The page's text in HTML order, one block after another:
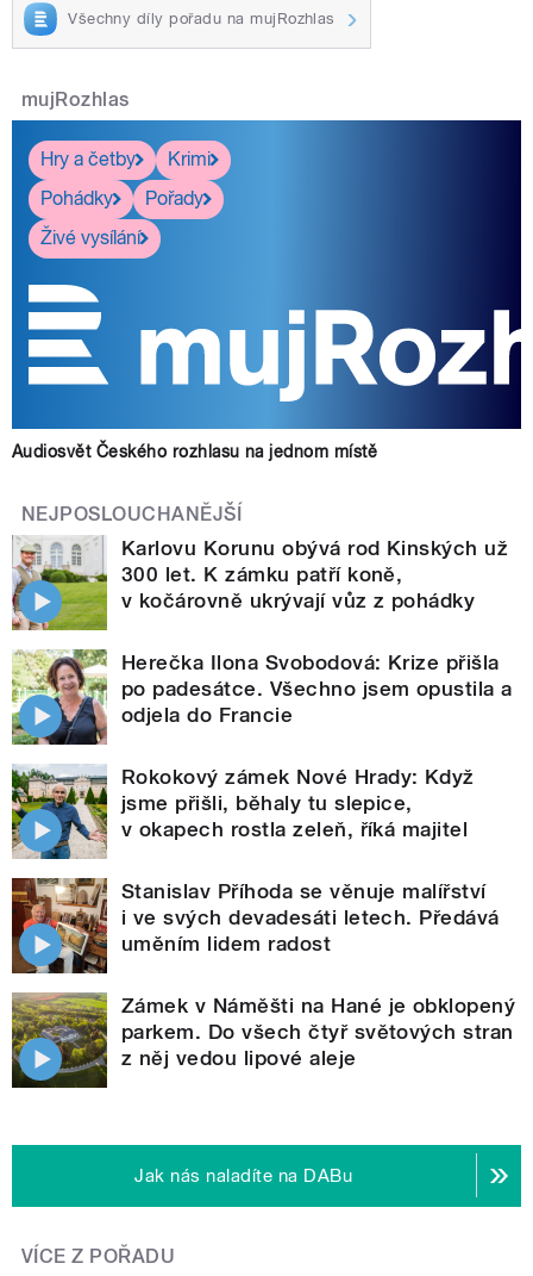
Všechny díly pořadu na mujRozhlas
mujRozhlas
Hry a četby
Krimi
Pohádky
Pořady
Živé vysílání
Audiosvět Českého rozhlasu na jednom místě
NEJPOSLOUCHANĚJŠÍ
Karlovu Korunu obývá rod Kinských už
300 let. K zámku patří koně,
v kočárovně ukrývají vůz z pohádky
Herečka Ilona Svobodová: Krize přišla
po padesátce. Všechno jsem opustila a
odjela do Francie
Rokokový zámek Nové Hrady: Když
jsme přišli, běhaly tu slepice,
v okapech rostla zeleň, říká majitel
Stanislav Příhoda se věnuje malířství
i ve svých devadesáti letech. Předává
uměním lidem radost
Zámek v Náměšti na Hané je obklopený
parkem. Do všech čtyř světových stran
z něj vedou lipové aleje
Jak nás naladíte na DABu
VÍCE Z POŘADU